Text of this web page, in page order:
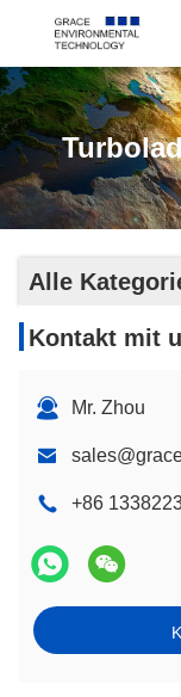
Alle
Kontakt mit
Mr. Zhou
+86